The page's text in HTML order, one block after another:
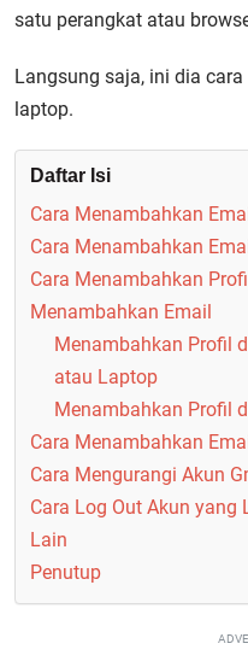
satu perangkat atau
Langsung saja, ini dia
laptop.
Daftar Isi
Cara Menambahkan
Cara Menambahkan
Cara Menambahkan
Menambahkan Email
Menambahkan Profil
atau Laptop
Menambahkan Profil
Cara Menambahkan
Cara Mengurangi Akun
Cara Log Out Akun yang
Lain
Penutup